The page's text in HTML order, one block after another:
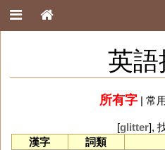
英
所有字| 常
[glitter],
漢字
詞類